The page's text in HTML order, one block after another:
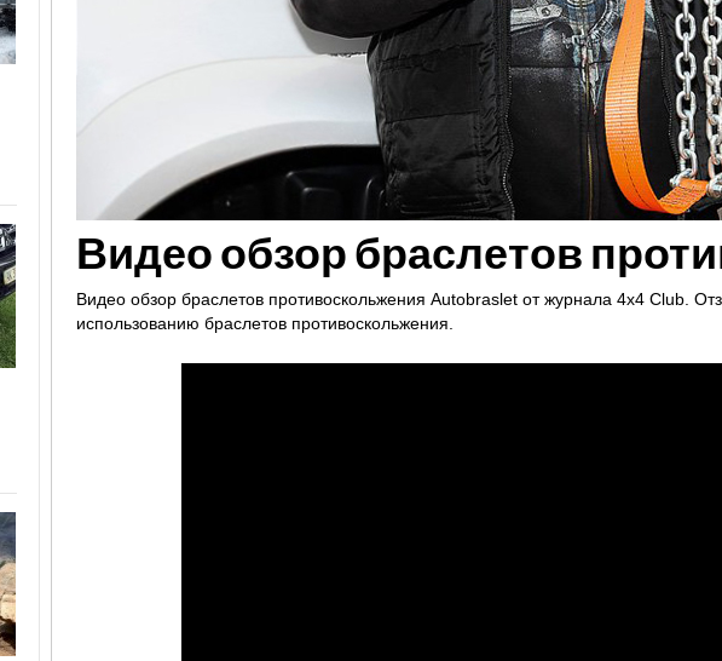
Видео обзор браслетов
Видеообзор браслетов противоскольжения Autobraslet от журнала 4х4 Club.
использованию браслетов противоскольжения.